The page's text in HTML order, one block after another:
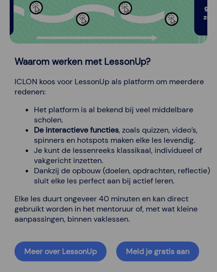
Waarom werken met LessonUp?
ICLON koos voor LessonUp als platform om meerdere
redenen:
Het platform is al bekend bij veel middelbare
scholen.
De interactieve functies, zoals quizzen, video’s,
spinners en hotspots maken elke les levendig.
Je kunt de lessenreeks klassikaal, individueel of
vakgericht inzetten.
Dankzij de opbouw (doelen, opdrachten, reflectie)
sluit elke les perfect aan bij actief leren.
Elke les duurt ongeveer 40 minuten en kan direct
gebruikt worden in het mentoruur of, met wat kleine
aanpassingen, binnen vaklessen.
Meer over LessonUp Meld je gratis aan